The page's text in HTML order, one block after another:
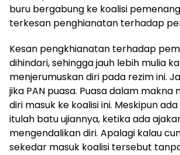
buru bergabung ke koalisi
terkesan penghianatan terhadap
Kesan pengkhianatan terhadap
dihindari, sehingga jauh lebih mulia
menjerumuskan diri pada rezim ini.
jika PAN puasa. Puasa dalam makna
diri masuk ke koalisi ini. Meskipun
itulah batu ujiannya, ketika ada
mengendalikan diri. Apalagi kalau
sekedar masuk koalisi tersebut